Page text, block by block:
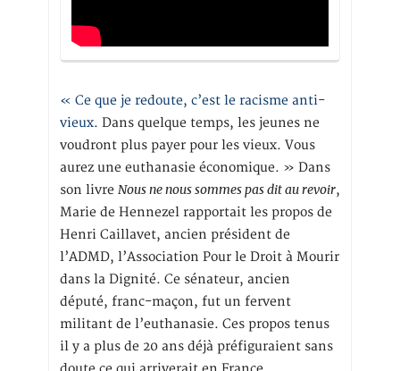
« Ce que je redoute, c’est le racisme anti-
vieux. Dans quelque temps, les jeunes ne
voudront plus payer pour les vieux. Vous
aurez une euthanasie économique. » Dans
son livre Nous ne nous sommes pas dit au revoir,
Marie de Hennezel rapportait les propos de
Henri Caillavet, ancien président de
l’ADMD, l’Association Pour le Droit à Mourir
dans la Dignité. Ce sénateur, ancien
député, franc-maçon, fut un fervent
militant de l’euthanasie. Ces propos tenus
il y a plus de 20 ans déjà préfiguraient sans